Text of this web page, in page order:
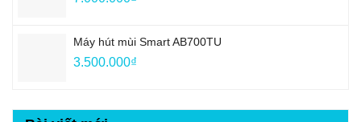
Máy hút mùi Smart AB700TU
3.500.000₫